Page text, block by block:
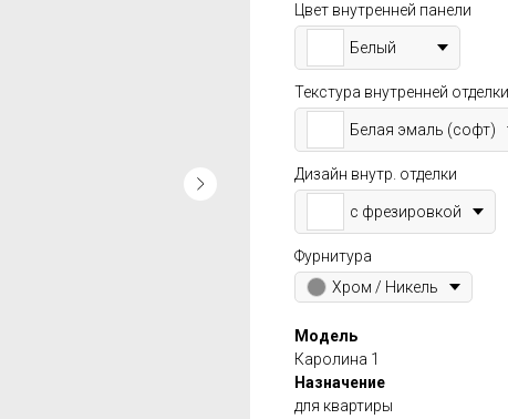
Цвет внутренней панели
Белый
Текстура внутренней отделки
Белая эмаль (софт)
Дизайн внутр. отделки
с фрезировкой
Фурнитура
Хром / Никель
Модель
Каролина 1
Назначение
для квартиры